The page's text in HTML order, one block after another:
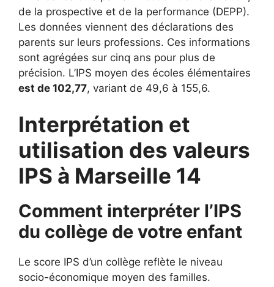
de la prospective et de la performance (DEPP).
Les données viennent des déclarations des
parents sur leurs professions. Ces informations
sont agrégées sur cinq ans pour plus de
précision. L’IPS moyen des écoles élémentaires
est de 102,77, variant de 49,6 à 155,6.
Interprétation et
utilisation des valeurs
IPS à Marseille 14
Comment interpréter l’IPS
du collège de votre enfant
Le score IPS d’un collège reflète le niveau
socio-économique moyen des familles.